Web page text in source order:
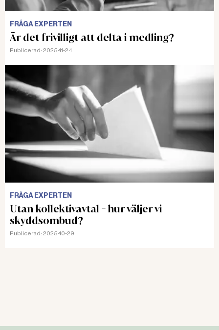
FRÅGA EXPERTEN
Är det frivilligt att delta i medling?
Publicerad: 2025-11-24
FRÅGA EXPERTEN
Utan kollektivavtal - hur väljer vi
skyddsombud?
Publicerad: 2025-10-29